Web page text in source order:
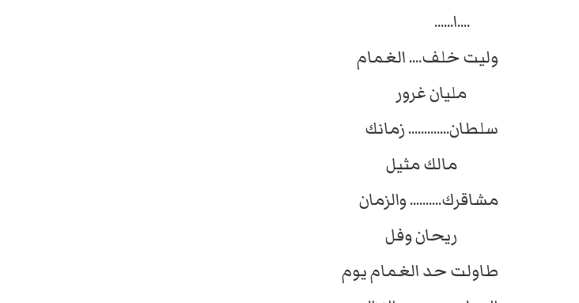
....ا......
وليت خلف.... الغمام
مليان غرور
سلطان............. زمانك
مالك مثيل
مشاقرك.......... والزمان
ريحان وفل
طاولت حد الغمام يوم